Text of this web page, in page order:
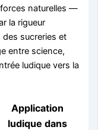
naturelles —
la rigueur
sucreries et
entre science,
ludique vers la
Application
ludique dans